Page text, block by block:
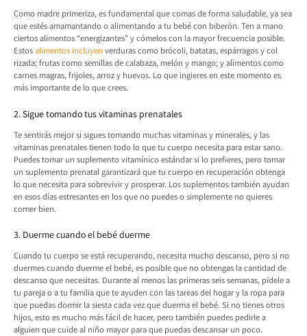
Como madre primeriza, es fundamental que comas de forma saludable, ya sea
que estés amamantando o alimentando a tu bebé con biberón. Ten a mano
ciertos alimentos “energizantes” y cómelos con la mayor frecuencia posible.
Estosalimentos incluyen verduras como brócoli, batatas, espárragos y col
rizada; frutas como semillas de calabaza, melón y mango; y alimentos como
carnes magras, frijoles, arroz y huevos. Lo que ingieres en este momento es
más importante de lo que crees.
2. Sigue tomando tus vitaminas prenatales
Te sentirás mejor si sigues tomando muchas vitaminas y minerales, y las
vitaminas prenatales tienen todo lo que tu cuerpo necesita para estar sano.
Puedes tomar un suplemento vitamínico estándar si lo prefieres, pero tomar
un suplemento prenatal garantizará que tu cuerpo en recuperación obtenga
lo que necesita para sobrevivir y prosperar. Los suplementos también ayudan
en esos días estresantes en los que no puedes o simplemente no quieres
comer bien.
3. Duerme cuando el bebé duerme
Cuando tu cuerpo se está recuperando, necesita mucho descanso, pero si no
duermes cuando duerme el bebé, es posible que no obtengas la cantidad de
descanso que necesitas. Durante al menos las primeras seis semanas, pídele a
tu pareja o a tu familia que te ayuden con las tareas del hogar y la ropa para
que puedas dormir la siesta cada vez que duerma el bebé. Si no tienes otros
hijos, esto es mucho más fácil de hacer, pero también puedes pedirle a
alguien que cuide al niño mayor para que puedas descansar un poco.